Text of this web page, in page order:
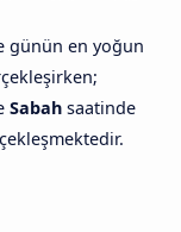
günün en yoğun
Sabah saatinde